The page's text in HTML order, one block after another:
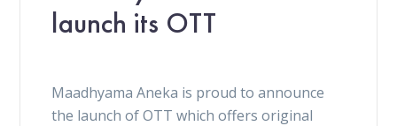
launch its OTT
Maadhyama Aneka is proud to announce
the launch of OTT which offers original